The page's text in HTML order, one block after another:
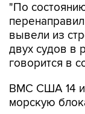
"По
вывели из
двух судов в
говорится в
ВМС США 14
морскую